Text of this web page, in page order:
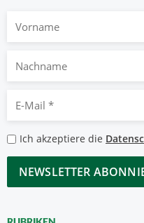
Nachname
Mail
*
*
Ich akzeptiere die
CAPTCHA